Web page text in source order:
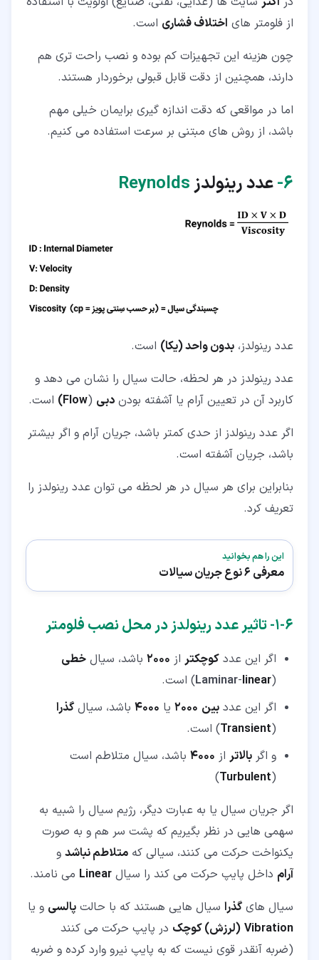
از فلومتر های اختلاف فشاری است.
چون هزینه این تجهیزات کم بوده و نصب راحت تری هم
دارند، همچنین از دقت قابل قبولی برخوردار هستند.
اما در مواقعی که دقت اندازه گیری برایمان خیلی مهم
باشد، از روش های مبتنی بر سرعت استفاده می کنیم.
۶‏- عدد رینولدزReynolds
عدد رینولدز، بدون واحد (یکا) است.
عدد رینولدز در هر لحظه، حالت سیال را نشان می دهد و
کاربرد آن در تعیین آرام یا آشفته بودن دبی (
Flow) است.
اگر عدد رینولدز از حدی کمتر باشد، جریان آرام و اگر بیشتر
باشد، جریان آشفته است.
بنابراین برای هر سیال در هر لحظه می توان عدد رینولدز را
تعریف کرد.
این را هم بخوانید
معرفی 6 نوع جریان سیالات
۶‏-‏۱‏- تاثیر عدد رینولدز در محل نصب فلومتر
اگر این عدد کوچکتر از 2000 باشد، سیال خطی
(
Laminar-linear
) است.
اگر این عدد بین 2000 یا 4000 باشد، سیال گذرا
(
Transient) است.
و اگر بالاتر از 4000 باشد، سیال متلاطم است
(
Turbulent
)
اگر جریان سیال یا به عبارت دیگر، رژیم سیال را شبیه به
سهمی هایی در نظر بگیریم که پشت سر هم و به صورت
یکنواخت حرکت می کنند، سیالی که متلاطم نباشد و
آرام داخل پایپ حرکت می کند را سیال Linear می نامند.
سیال های گذرا سیال هایی هستند که با حالت پالسی و یا
Vibration (لرزش) کوچک در پایپ حرکت می کنند
(ضربه آنقدر قوی نیست که به پایپ نیرو وارد کرده و ضربه